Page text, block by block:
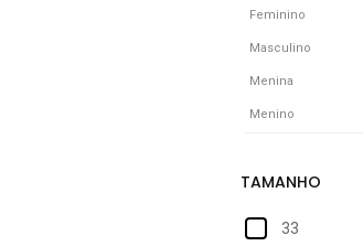
Feminino
Masculino
Menina
Menino
33